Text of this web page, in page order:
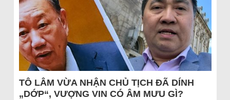
TÔ LÂM VỪA NHẬN CHỦ TỊCH ĐÃ DÍNH
„DỚP“, VƯỢNG VIN CÓ ÂM MƯU GÌ?